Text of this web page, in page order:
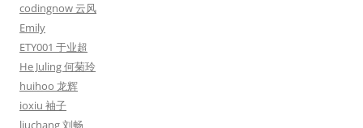
codingnow 云风
Emily
ETY001 于业超
He Juling 何菊玲
huihoo 龙辉
ioxiu 袖子
liuchang 刘畅